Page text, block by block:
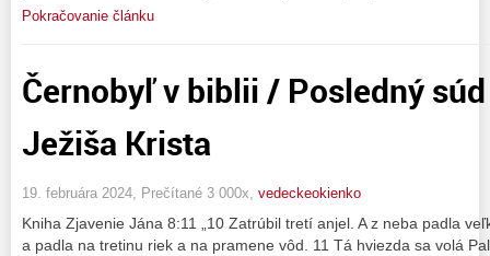
Pokračovanie článku
Černobyľ v biblii / Posledný
Ježiša Krista
19. februára 2024, Prečítané 3 000x, vedeckeokienko
Kniha Zjavenie Jána 8:11 „10 Zatrúbil tretí anjel. A z neba padla
a padla na tretinu riek a na pramene vôd. 11 Tá hviezda sa volá